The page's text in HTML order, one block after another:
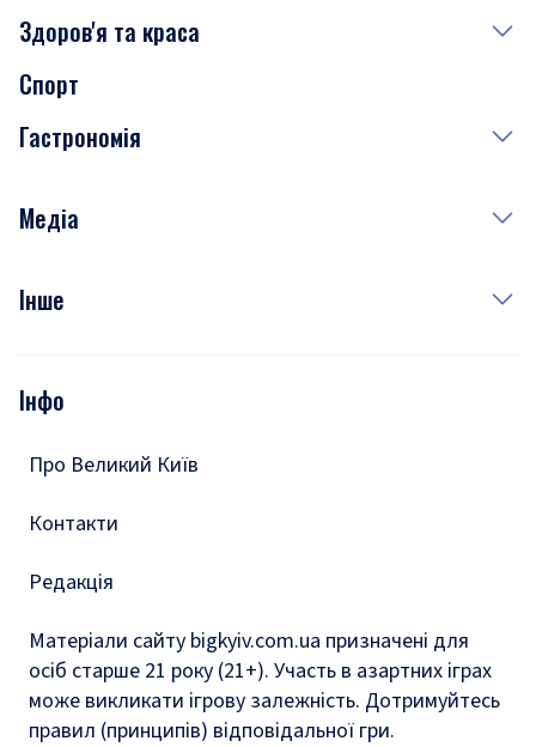
Сьогодні
Завтра
Субота
Здоров'я та краса
Медицина
Краса
Спорт
Гастрономія
Рецепти
Медіа
Фото
Подкасти
Інше
Тести
Інфо
Про Великий Київ
Контакти
Редакція
Матеріали сайту bigkyiv.com.ua призначені для
осіб старше 21 року (21+). Участь в азартних іграх
може викликати ігрову залежність. Дотримуйтесь
правил (принципів) відповідальної гри.